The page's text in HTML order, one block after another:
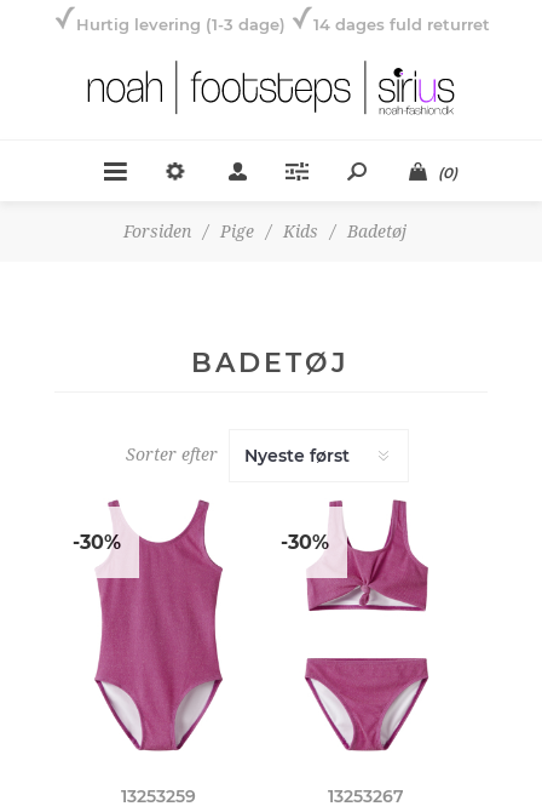
Hurtig levering (1-3 dage) 14 dages fuld returret
(0)
Forsiden / Pige / Kids / Badetøj
BADETØJ
Sorter efter
-30%
13253259
-30%
13253267